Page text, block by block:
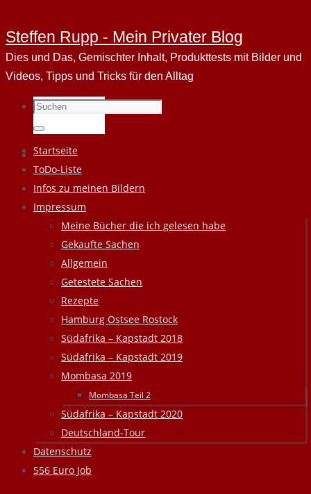
Steffen Rupp - Mein Privater Blog
Dies und Das, Gemischter Inhalt, Produkttests mit Bilder und
Videos, Tipps und Tricks für den Alltag
Suchen
nach:
Suchen
Zum
Inhalt
springen
Startseite
ToDo-Liste
Infos zu meinen Bildern
Impressum
Meine Bücher die ich gelesen habe
Gekaufte Sachen
Allgemein
Getestete Sachen
Rezepte
Hamburg Ostsee Rostock
Südafrika – Kapstadt 2018
Südafrika – Kapstadt 2019
Mombasa 2019
Mombasa Teil 2
Südafrika – Kapstadt 2020
Deutschland-Tour
Datenschutz
556 Euro Job